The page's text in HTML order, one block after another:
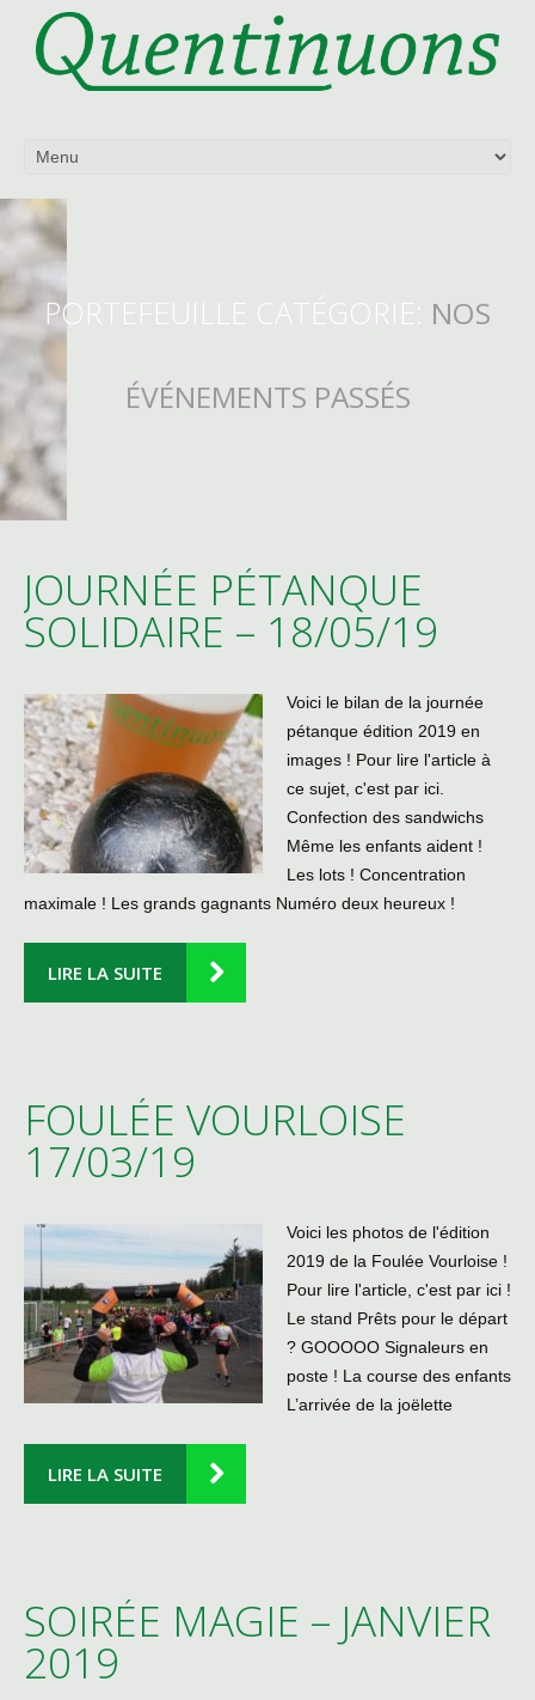
PORTEFEUILLE CATÉGORIE: NOS
ÉVÉNEMENTS PASSÉS
JOURNÉE PÉTANQUE
SOLIDAIRE – 18/05/19
Voici le bilan de la journée
pétanque édition 2019 en
images ! Pour lire l'article à
ce sujet, c'est par ici.
Confection des sandwichs
Même les enfants aident !
Les lots ! Concentration
maximale ! Les grands gagnants Numéro deux heureux !
LIRE LA SUITE
FOULÉE VOURLOISE
17/03/19
Voici les photos de l'édition
2019 de la Foulée Vourloise !
Pour lire l'article, c'est par ici !
Le stand Prêts pour le départ
? GOOOOO Signaleurs en
poste ! La course des enfants
L’arrivée de la joëlette
LIRE LA SUITE
SOIRÉE MAGIE – JANVIER
2019